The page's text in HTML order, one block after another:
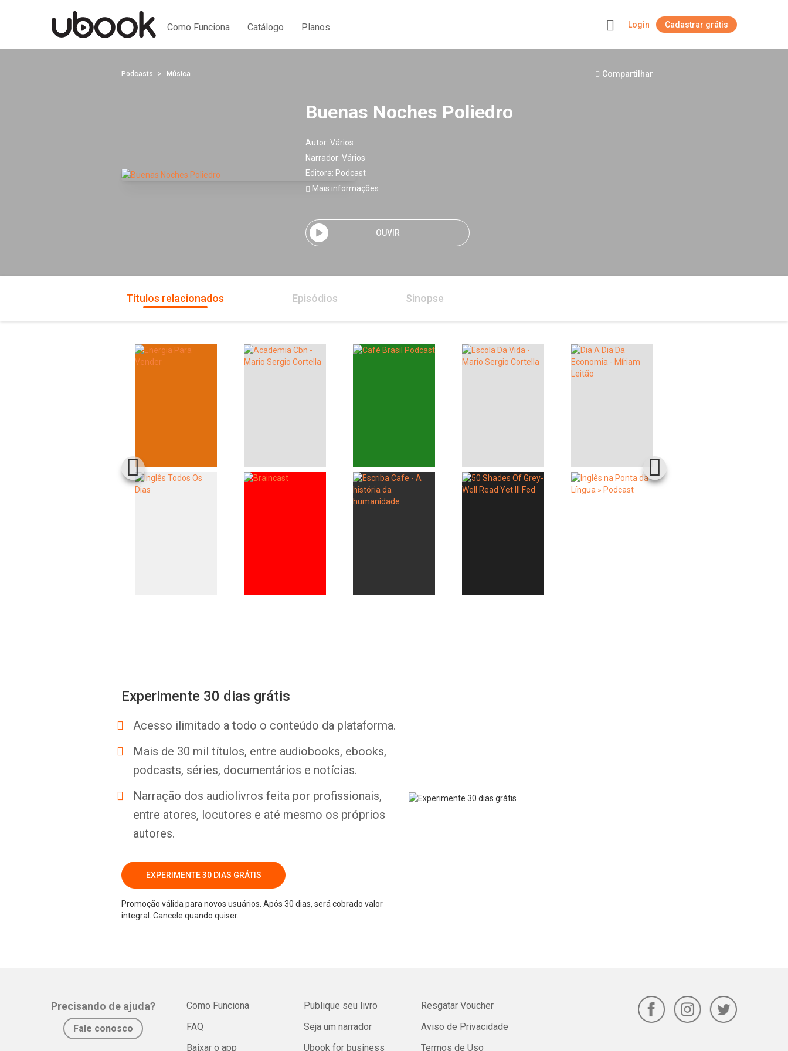
Como Funciona Catálogo Planos Login Cadastrar grátis
Podcasts Música Compartilhar
Buenas Noches Poliedro
Autor: Vários
Narrador: Vários
Editora: Podcast
Mais informações
OUVIR
Títulos relacionados Episódios Sinopse
Experimente 30 dias grátis
Acesso ilimitado a todo o conteúdo da plataforma.
Mais de 30 mil títulos, entre audiobooks, ebooks,
podcasts, séries, documentários e notícias.
Narração dos audiolivros feita por profissionais,
entre atores, locutores e até mesmo os próprios
autores.
EXPERIMENTE 30 DIAS GRÁTIS
Promoção válida para novos usuários. Após 30 dias, será cobrado valor
integral. Cancele quando quiser.
Precisando de ajuda?
Fale conosco
Como Funciona
FAQ
Baixar o app
Publique seu livro
Seja um narrador
Ubook for business
Resgatar Voucher
Aviso de Privacidade
Termos de Uso